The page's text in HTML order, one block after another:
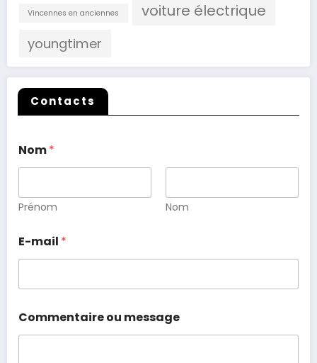
Vincennes en anciennes voiture électrique
youngtimer
Contacts
Nom*
Prénom Nom
E-mail *
Commentaire ou message